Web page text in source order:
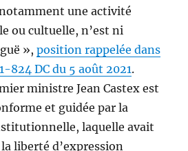
une activité
ou cultuelle, n’est ni
»,position rappelée dans
824 DC du 5 août 2021.
ministre Jean Castex est
et guidée par la
laquelle avait
liberté d’expression